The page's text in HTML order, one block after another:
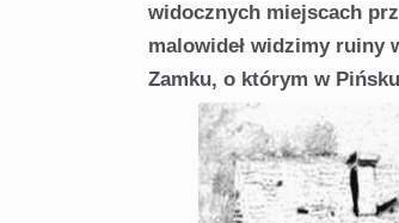
widocznych miejscach
malowideł widzimy ruiny
Zamku, o którym w